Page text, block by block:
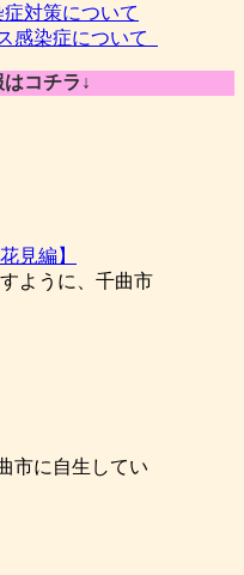
対策について
感染症について
コチラ↓
見編】
ように、千曲市
市に自生してい